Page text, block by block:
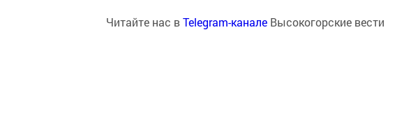
Читайте нас вTelegram-канале Высокогорские вести